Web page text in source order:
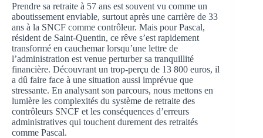
Prendre sa retraite à 57 ans est souvent vu comme un
aboutissement enviable, surtout après une carrière de 33
ans à la SNCF comme contrôleur. Mais pour Pascal,
résident de Saint-Quentin, ce rêve s’est rapidement
transformé en cauchemar lorsqu’une lettre de
l’administration est venue perturber sa tranquillité
financière. Découvrant un trop-perçu de 13 800 euros, il
a dû faire face à une situation aussi imprévue que
stressante. En analysant son parcours, nous mettons en
lumière les complexités du système de retraite des
contrôleurs SNCF et les conséquences d’erreurs
administratives qui touchent durement des retraités
comme Pascal.